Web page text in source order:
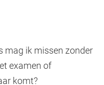
mag ik missen zonder
examen of
komt?